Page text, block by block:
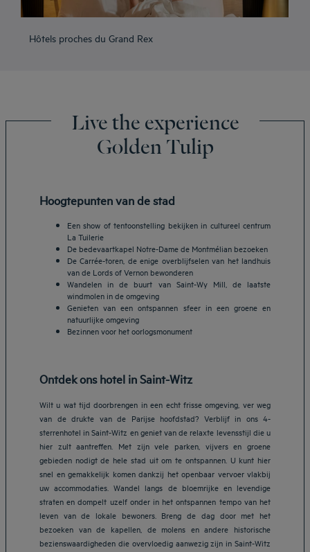
Hôtels proches du Grand Rex
Live the experience
Golden Tulip
Hoogtepunten van de stad
Een show of tentoonstelling bekijken in cultureel centrum
La Tuilerie
De bedevaartkapel Notre-Dame de Montmélian bezoeken
De Carrée-toren, de enige overblijfselen van het landhuis
van de Lords of Vernon bewonderen
Wandelen in de buurt van Saint-Wy Mill, de laatste
windmolen in de omgeving
Genieten van een ontspannen sfeer in een groene en
natuurlijke omgeving
Bezinnen voor het oorlogsmonument
Ontdek ons hotel in Saint-Witz
Wilt u wat tijd doorbrengen in een echt frisse omgeving, ver weg
van de drukte van de Parijse hoofdstad? Verblijf in ons 4-
sterrenhotel in Saint-Witz en geniet van de relaxte levensstijl die u
hier zult aantreffen. Met zijn vele parken, vijvers en groene
gebieden nodigt de hele stad uit om te ontspannen. U kunt hier
snel en gemakkelijk komen dankzij het openbaar vervoer vlakbij
uw accommodaties. Wandel langs de bloemrijke en levendige
straten en dompelt uzelf onder in het ontspannen tempo van het
leven van de lokale bewoners. Breng de dag door met het
bezoeken van de kapellen, de molens en andere historische
bezienswaardigheden die overvloedig aanwezig zijn in Saint-Witz